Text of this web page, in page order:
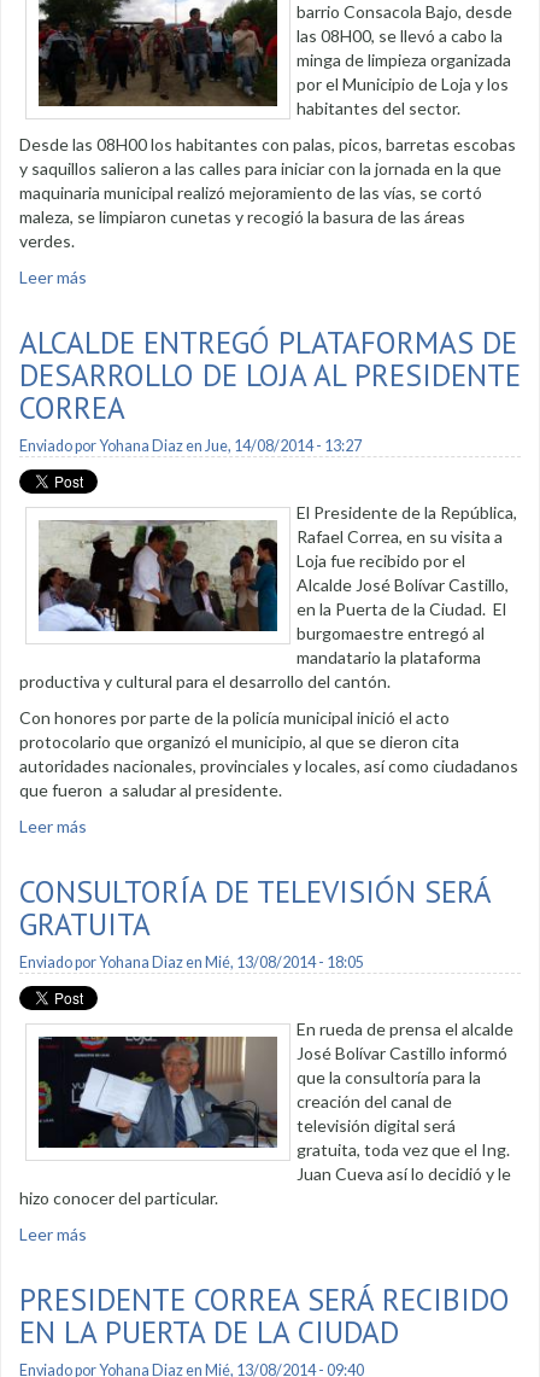
barrio Consacola Bajo, desde
las 08H00, se llevó a cabo la
minga de limpieza organizada
por el Municipio de Loja y los
habitantes del sector.
Desde las 08H00 los habitantes con palas, picos, barretas escobas
y saquillos salieron a las calles para iniciar con la jornada en la que
maquinaria municipal realizó mejoramiento de las vías, se cortó
maleza, se limpiaron cunetas y recogió la basura de las áreas
verdes.
Leer más
ALCALDE ENTREGÓ PLATAFORMAS DE
DESARROLLO DE LOJA AL PRESIDENTE
CORREA
Enviado porYohana Diazen Jue, 14/08/2014 - 13:27
El Presidente de la República,
Rafael Correa, en su visita a
Loja fue recibido por el
Alcalde José Bolívar Castillo,
en la Puerta de la Ciudad. El
burgomaestre entregó al
mandatario la plataforma
productiva y cultural para el desarrollo del cantón.
Con honores por parte de la policía municipal inició el acto
protocolario que organizó el municipio, al que se dieron cita
autoridades nacionales, provinciales y locales, así como ciudadanos
que fueron a saludar al presidente.
Leer más
CONSULTORÍA DE TELEVISIÓN SERÁ
GRATUITA
Enviado porYohana Diazen Mié, 13/08/2014 - 18:05
En rueda de prensa el alcalde
José Bolívar Castillo informó
que la consultoría para la
creación del canal de
televisión digital será
gratuita, toda vez que el Ing.
Juan Cueva así lo decidió y le
hizo conocer del particular.
Leer más
PRESIDENTE CORREA SERÁ RECIBIDO
EN LA PUERTA DE LA CIUDAD
Enviado porYohana Diazen Mié, 13/08/2014 - 09:40